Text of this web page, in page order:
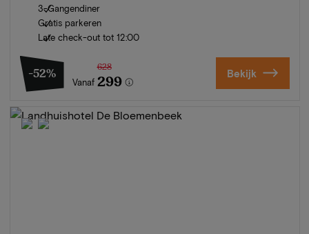
3-Gangendiner
Gratis parkeren
Late check-out tot 12:00
-52%
Vanaf
628
299 Bekijk